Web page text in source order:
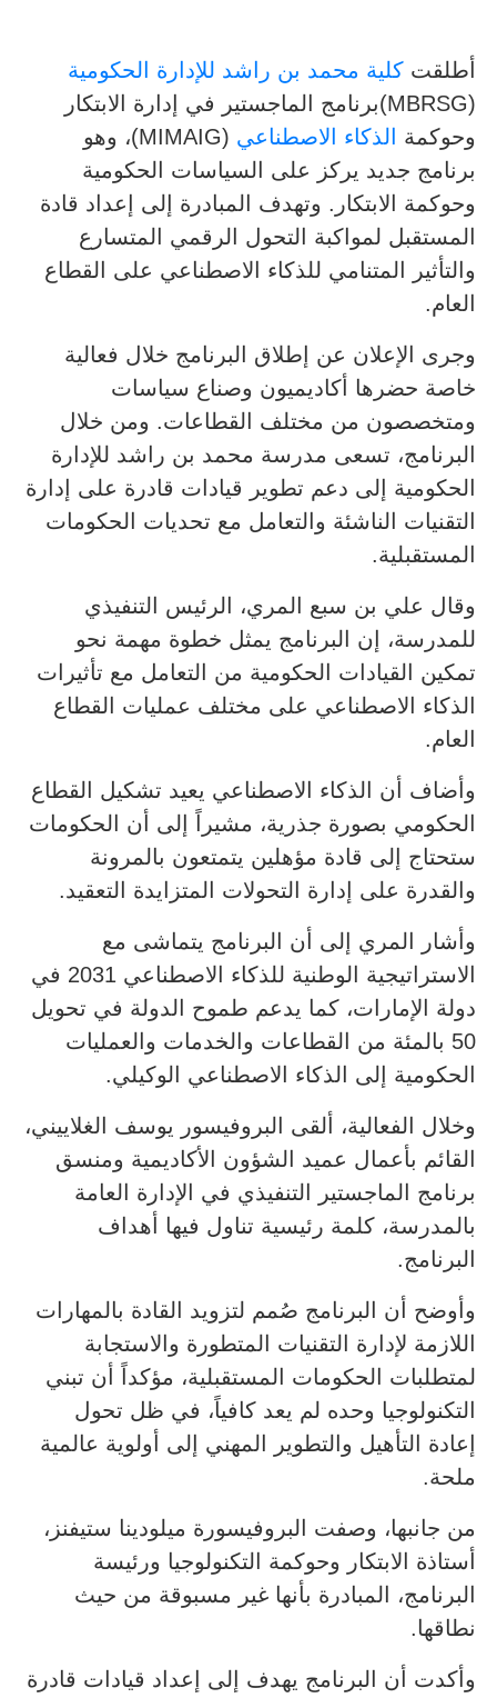
أطلقت كلية محمد بن راشد للإدارة الحكومية
(MBRSG)برنامج الماجستير في إدارة الابتكار
وحوكمة
الذكاء الاصطناعي
(MIMAIG)، وهو
برنامج جديد يركز على السياسات الحكومية
وحوكمة الابتكار. وتهدف المبادرة إلى إعداد قادة
المستقبل لمواكبة التحول الرقمي المتسارع
والتأثير المتنامي للذكاء الاصطناعي على القطاع
العام.
وجرى الإعلان عن إطلاق البرنامج خلال فعالية
خاصة حضرها أكاديميون وصناع سياسات
ومتخصصون من مختلف القطاعات. ومن خلال
البرنامج، تسعى مدرسة محمد بن راشد للإدارة
الحكومية إلى دعم تطوير قيادات قادرة على إدارة
التقنيات الناشئة والتعامل مع تحديات الحكومات
المستقبلية.
وقال علي بن سبع المري، الرئيس التنفيذي
للمدرسة، إن البرنامج يمثل خطوة مهمة نحو
تمكين القيادات الحكومية من التعامل مع تأثيرات
الذكاء الاصطناعي على مختلف عمليات القطاع
العام.
وأضاف أن الذكاء الاصطناعي يعيد تشكيل القطاع
الحكومي بصورة جذرية، مشيراً إلى أن الحكومات
ستحتاج إلى قادة مؤهلين يتمتعون بالمرونة
والقدرة على إدارة التحولات المتزايدة التعقيد.
وأشار المري إلى أن البرنامج يتماشى مع
الاستراتيجية الوطنية للذكاء الاصطناعي 2031 في
دولة الإمارات، كما يدعم طموح الدولة في تحويل
50 بالمئة من القطاعات والخدمات والعمليات
الحكومية إلى الذكاء الاصطناعي الوكيلي.
وخلال الفعالية، ألقى البروفيسور يوسف الغلاييني،
القائم بأعمال عميد الشؤون الأكاديمية ومنسق
برنامج الماجستير التنفيذي في الإدارة العامة
بالمدرسة، كلمة رئيسية تناول فيها أهداف
البرنامج.
وأوضح أن البرنامج صُمم لتزويد القادة بالمهارات
اللازمة لإدارة التقنيات المتطورة والاستجابة
لمتطلبات الحكومات المستقبلية، مؤكداً أن تبني
التكنولوجيا وحده لم يعد كافياً، في ظل تحول
إعادة التأهيل والتطوير المهني إلى أولوية عالمية
ملحة.
من جانبها، وصفت البروفيسورة ميلودينا ستيفنز،
أستاذة الابتكار وحوكمة التكنولوجيا ورئيسة
البرنامج، المبادرة بأنها غير مسبوقة من حيث
نطاقها.
وأكدت أن البرنامج يهدف إلى إعداد قيادات قادرة